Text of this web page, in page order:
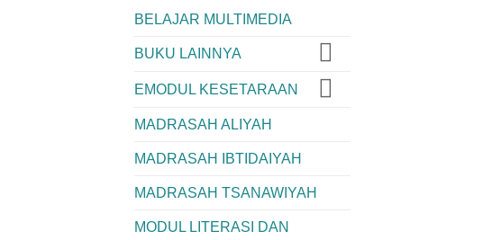
BELAJAR MULTIMEDIA
BUKU LAINNYA
EMODUL KESETARAAN
MADRASAH ALIYAH
MADRASAH IBTIDAIYAH
MADRASAH TSANAWIYAH
MODUL LITERASI DAN